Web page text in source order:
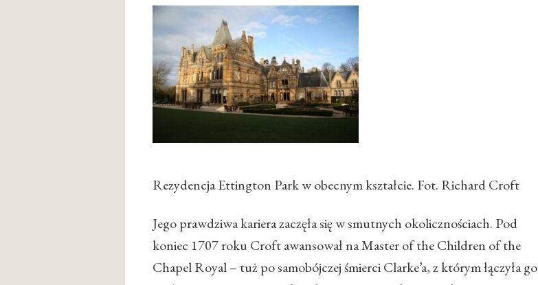
Rezydencja Ettington Park w obecnym kształcie. Fot. Richard Croft
Jego prawdziwa kariera zaczęła się w smutnych okolicznościach. Pod
koniec 1707 roku Croft awansował na Master of the Children of the
Chapel Royal – tuż po samobójczej śmierci Clarke’a, z którym łączyła go